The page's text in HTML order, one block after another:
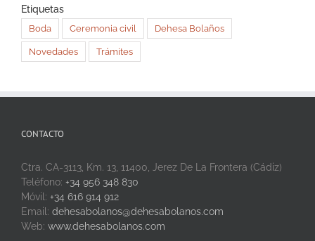
Etiquetas
Boda Ceremonia civil Dehesa Bolaños
Novedades Trámites
CONTACTO
Ctra. CA-3113, Km. 13, 11400, Jerez De La Frontera (Cádiz)
Teléfono: +34 956 348 830
Móvil: +34 616 914 912
Email: dehesabolanos@dehesabolanos.com
Web: www.dehesabolanos.com